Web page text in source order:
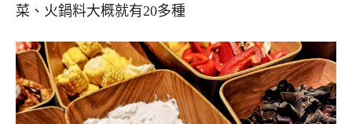
菜、火鍋料大概就有20多種